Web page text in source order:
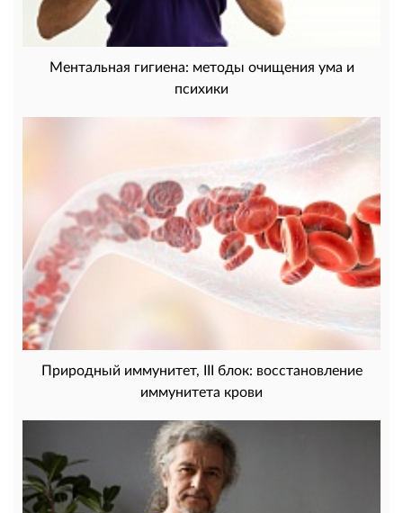
Ментальная гигиена: методы очищения ума и
психики
Природный иммунитет, III блок: восстановление
иммунитета крови